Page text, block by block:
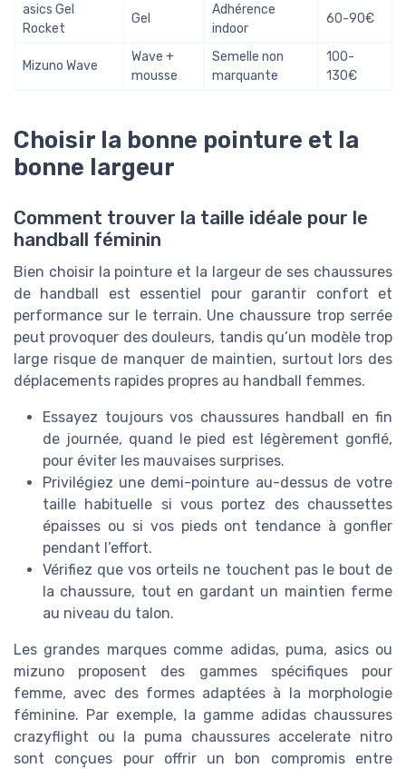
asics Gel
Rocket
Gel
Adhérence
indoor
60-90€
Mizuno Wave
Wave +
mousse
Semelle non
marquante
100-
130€
Choisir la bonne pointure et la
bonne largeur
Comment trouver la taille idéale pour le
handball féminin
Bien choisir la pointure et la largeur de ses chaussures
de handball est essentiel pour garantir confort et
performance sur le terrain. Une chaussure trop serrée
peut provoquer des douleurs, tandis qu’un modèle trop
large risque de manquer de maintien, surtout lors des
déplacements rapides propres au handball femmes.
Essayez toujours vos chaussures handball en fin
de journée, quand le pied est légèrement gonflé,
pour éviter les mauvaises surprises.
Privilégiez une demi-pointure au-dessus de votre
taille habituelle si vous portez des chaussettes
épaisses ou si vos pieds ont tendance à gonfler
pendant l’effort.
Vérifiez que vos orteils ne touchent pas le bout de
la chaussure, tout en gardant un maintien ferme
au niveau du talon.
Les grandes marques comme adidas, puma, asics ou
mizuno proposent des gammes spécifiques pour
femme, avec des formes adaptées à la morphologie
féminine. Par exemple, la gamme adidas chaussures
crazyflight ou la puma chaussures accelerate nitro
sont conçues pour offrir un bon compromis entre